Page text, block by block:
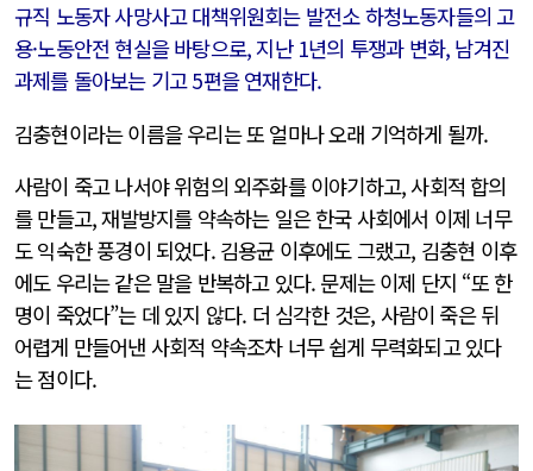
규직 노동자 사망사고 대책위원회는 발전소 하청노동자들의 고
용·노동안전 현실을 바탕으로, 지난 1년의 투쟁과 변화, 남겨진
과제를 돌아보는 기고 5편을 연재한다.
김충현이라는 이름을 우리는 또 얼마나 오래 기억하게 될까.
사람이 죽고 나서야 위험의 외주화를 이야기하고, 사회적 합의
를 만들고, 재발방지를 약속하는 일은 한국 사회에서 이제 너무
도 익숙한 풍경이 되었다. 김용균 이후에도 그랬고, 김충현 이후
에도 우리는 같은 말을 반복하고 있다. 문제는 이제 단지 “또 한
명이 죽었다”는 데 있지 않다. 더 심각한 것은, 사람이 죽은 뒤
어렵게 만들어낸 사회적 약속조차 너무 쉽게 무력화되고 있다
는 점이다.